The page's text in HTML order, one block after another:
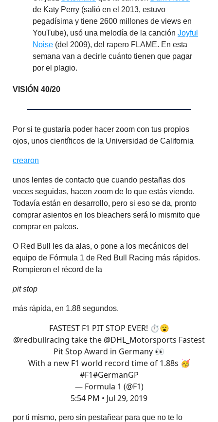
de Katy Perry (salió en el 2013, estuvo
pegadísima y tiene 2600 millones de views en
YouTube), usó una melodía de la canción Joyful
Noise (del 2009), del rapero FLAME. En esta
semana van a decirle cuánto tienen que pagar
por el plagio.
VISIÓN 40/20
Por si te gustaría poder hacer zoom con tus propios
ojos, unos científicos de la Universidad de California
crearon
unos lentes de contacto que cuando pestañas dos
veces seguidas, hacen zoom de lo que estás viendo.
Todavía están en desarrollo, pero si eso se da, pronto
comprar asientos en los bleachers será lo mismito que
comprar en palcos.
O Red Bull les da alas, o pone a los mecánicos del
equipo de Fórmula 1 de Red Bull Racing más rápidos.
Rompieron el récord de la
pit stop
más rápida, en 1.88 segundos.
FASTEST F1 PIT STOP EVER! ⏱😮
@redbullracing take the @DHL_Motorsports Fastest
Pit Stop Award in Germany 👀
With a new F1 world record time of 1.88s 🥳
#F1#GermanGP
— Formula 1 (@F1)
5:54 PM • Jul 29, 2019
por ti mismo, pero sin pestañear para que no te lo